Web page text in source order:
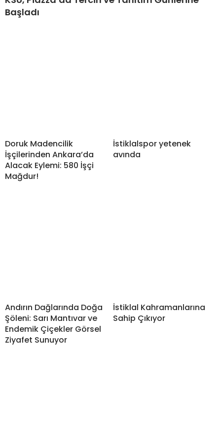
Başladı
Doruk Madencilik
İşçilerinden Ankara’da
Alacak Eylemi: 580 İşçi
Mağdur!
İstiklalspor yetenek
avında
Andırın Dağlarında Doğa
Şöleni: Sarı Mantıvar ve
Endemik Çiçekler Görsel
Ziyafet Sunuyor
İstiklal Kahramanlarına
Sahip Çıkıyor